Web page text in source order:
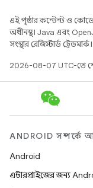
এই পৃষ্ঠার কন্টেন্ট ও
অধীনস্থ। Java এবং
সংস্থার রেজিস্টার্ড ট্রেডমার্ক।
2026-08-07 UTC-তে
ANDROID সম্পর্কে
Android
এন্টারপ্রাইজের জন্য